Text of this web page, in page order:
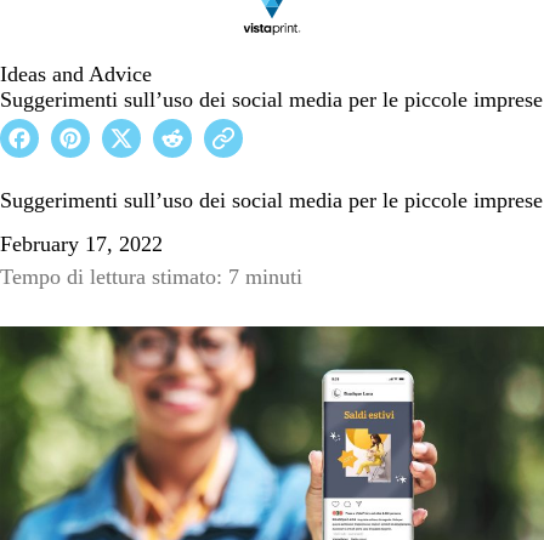
Ideas and Advice
Suggerimenti sull’uso dei social media per le piccole imprese
Suggerimenti sull’uso dei social media per le piccole imprese
February 17, 2022
Tempo di lettura stimato: 7 minuti